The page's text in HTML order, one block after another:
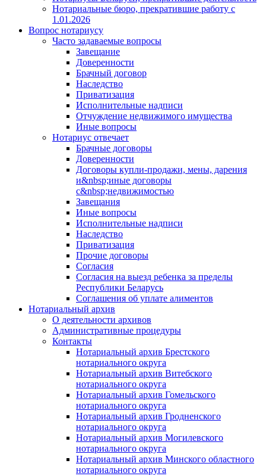
Нотариальные бюро, прекратившие работу с
1.01.2026
Вопрос нотариусу
Часто задаваемые вопросы
Завещание
Доверенности
Брачный договор
Наследство
Приватизация
Исполнительные надписи
Отчуждение недвижимого имущества
Иные вопросы
Нотариус отвечает
Брачные договоры
Доверенности
Договоры купли-продажи, мены, дарения
и&nbsp;иные договоры
с&nbsp;недвижимостью
Завещания
Иные вопросы
Исполнительные надписи
Наследство
Приватизация
Прочие договоры
Согласия
Согласия на выезд ребенка за пределы
Республики Беларусь
Соглашения об уплате алиментов
Нотариальный архив
О деятельности архивов
Административные процедуры
Контакты
Нотариальный архив Брестского
нотариального округа
Нотариальный архив Витебского
нотариального округа
Нотариальный архив Гомельского
нотариального округа
Нотариальный архив Гродненского
нотариального округа
Нотариальный архив Могилевского
нотариального округа
Нотариальный архив Минского областного
нотариального округа